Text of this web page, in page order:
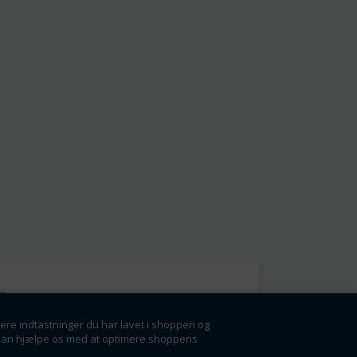
indtastninger du har lavet i shoppen og
hjælpe os med at optimere shoppens
få rabatter og